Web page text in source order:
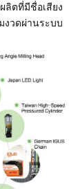
ลิตที่มีชื่อเสียง
งวดผ่านระบบ